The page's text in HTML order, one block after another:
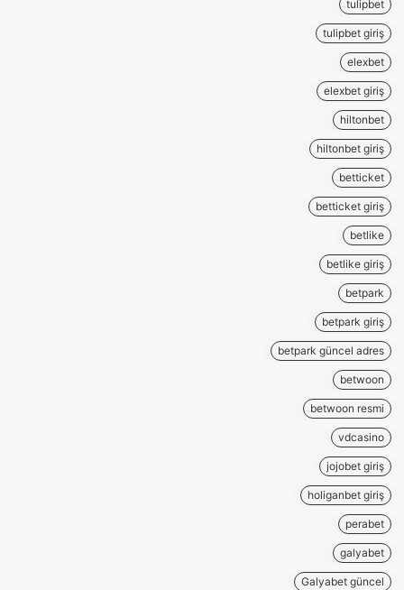
tulipbet
tulipbet giriş
elexbet
elexbet giriş
hiltonbet
hiltonbet giriş
betticket
betticket giriş
betlike
betlike giriş
betpark
betpark giriş
betpark güncel adres
betwoon
betwoon resmi
vdcasino
jojobet giriş
holiganbet giriş
perabet
galyabet
Galyabet güncel